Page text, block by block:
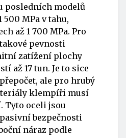
posledních modelů
500 MPa v tahu,
až 1 700 MPa. Pro
pevnosti
zatížení plochy
až 17 tun. Je to sice
ale pro hrubý
klempíři musí
Tyto oceli jsou
bezpečnosti
náraz podle